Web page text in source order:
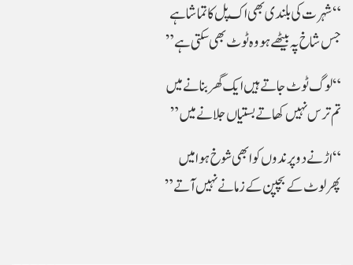
“شہرت کی بلندی بھی اک پل کا تماشا ہے
جس شاخ پہ بیٹھے ہو وہ ٹوٹ بھی سکتی ہے”
“لوگ ٹوٹ جاتے ہیں ایک گھر بنانے میں
تم ترس نہیں کھاتے بستیاں جلانے میں”
“اڑنے دو پرندوں کو ابھی شوخ ہوا میں
پھر لوٹ کے بچپن کے زمانے نہیں آتے”